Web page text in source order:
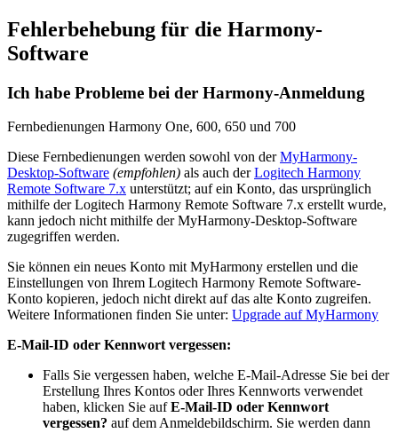
Fehlerbehebung für die Harmony-
Software
Ich habe Probleme bei der Harmony-Anmeldung
Fernbedienungen Harmony One, 600, 650 und 700
Diese Fernbedienungen werden sowohl von derMyHarmony-
Desktop-Software (empfohlen) als auch derLogitech Harmony
Remote Software 7.x unterstützt; auf ein Konto, das ursprünglich
mithilfe der Logitech Harmony Remote Software 7.x erstellt wurde,
kann jedoch nicht mithilfe der MyHarmony-Desktop-Software
zugegriffen werden.
Sie können ein neues Konto mit MyHarmony erstellen und die
Einstellungen von Ihrem Logitech Harmony Remote Software-
Konto kopieren, jedoch nicht direkt auf das alte Konto zugreifen.
Weitere Informationen finden Sie unter: Upgrade auf MyHarmony
E-Mail-ID oder Kennwort vergessen:
Falls Sie vergessen haben, welche E-Mail-Adresse Sie bei der
Erstellung Ihres Kontos oder Ihres Kennworts verwendet
haben, klicken Sie aufE-Mail-ID oder Kennwort
vergessen? auf dem Anmeldebildschirm. Sie werden dann